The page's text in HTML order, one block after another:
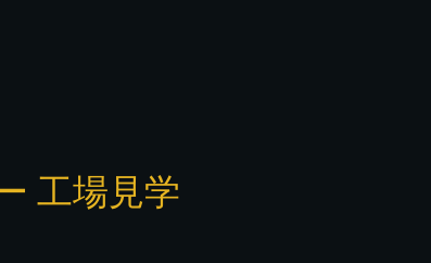
工場見学